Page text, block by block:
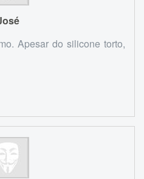
Apesar do silicone torto,